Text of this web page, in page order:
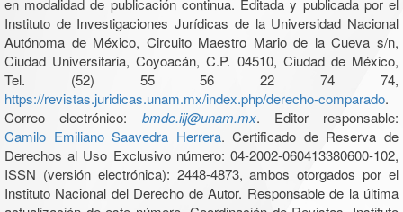
en modalidad de publicación continua. Editada y publicada por el
Instituto de Investigaciones Jurídicas de la Universidad Nacional
Autónoma de México, Circuito Maestro Mario de la Cueva s/n,
Ciudad Universitaria, Coyoacán, C.P. 04510, Ciudad de México,
Tel. (52) 55 56 22 74 74,
https://revistas.juridicas.unam.mx/index.php/derecho-comparado.
Correo electrónico: bmdc.iij@unam.mx. Editor responsable:
Camilo Emiliano Saavedra Herrera. Certificado de Reserva de
Derechos al Uso Exclusivo número: 04-2002-060413380600-102,
ISSN (versión electrónica): 2448-4873, ambos otorgados por el
Instituto Nacional del Derecho de Autor. Responsable de la última